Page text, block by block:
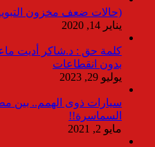
(حالات ضعف مخزون
يناير 14, 2020
بدون انقطاعات
يوليو 29, 2023
سيارات ذوى الهمم.. بين
السماسرة!!
مايو 2, 2021